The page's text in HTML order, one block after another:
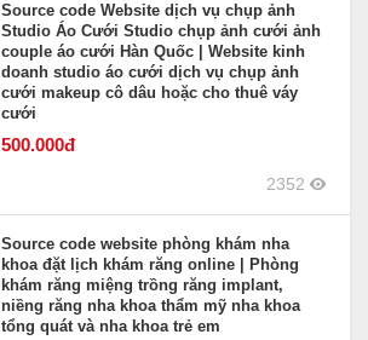
Source code Website dịch vụ chụp ảnh
Studio Áo Cưới Studio chụp ảnh cưới ảnh
couple áo cưới Hàn Quốc | Website kinh
doanh studio áo cưới dịch vụ chụp ảnh
cưới makeup cô dâu hoặc cho thuê váy
cưới
500.000đ
2352
Source code website phòng khám nha
khoa đặt lịch khám răng online | Phòng
khám răng miệng trồng răng implant,
niềng răng nha khoa thẩm mỹ nha khoa
tổng quát và nha khoa trẻ em